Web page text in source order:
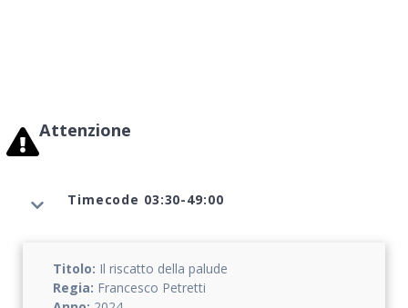
Attenzione
Timecode 03:30-49:00
Titolo: Il riscatto della palude
Regia: Francesco Petretti